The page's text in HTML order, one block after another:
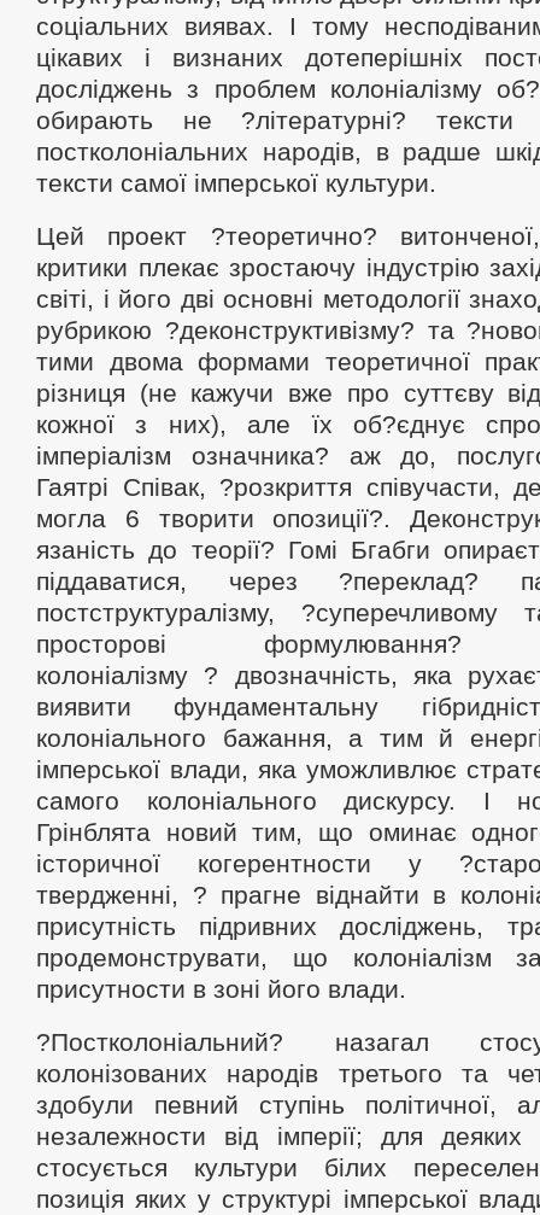
соціальних виявах. І тому
цікавих і визнаних дотеперішніх
досліджень з проблем колоніалізму
обирають не ?літературні? тексти
постколоніальних народів, в радше
тексти самої імперської культури.
Цей проект ?теоретично? витонченої,
критики плекає зростаючу індустрію
світі, і його дві основні методології
рубрикою ?деконструктивізму? та
тими двома формами теоретичної
різниця (не кажучи вже про суттєву
кожної з них), але їх об?єднує
імперіалізм означника? аж до,
Гаятрі Співак, ?розкриття співучасти,
могла 6 творити опозиції?.
язаність до теорії? Гомі Бгабги
піддаватися, через ?переклад?
постструктуралізму, ?суперечливому
просторові
колоніалізму ? двозначність, яка
виявити фундаментальну
колоніального бажання, а тим й
імперської влади, яка уможливлює
самого колоніального дискурсу. І
Грінблята новий тим, що оминає
історичної когерентности у
твердженні, ? прагне віднайти в
присутність підривних досліджень,
продемонструвати, що колоніалізм
присутности в зоні його влади.
?Постколоніальний? назагал
колонізованих народів третього та
здобули певний ступінь політичної,
незалежности від імперії; для деяких
стосується культури білих
позиція яких у структурі імперської